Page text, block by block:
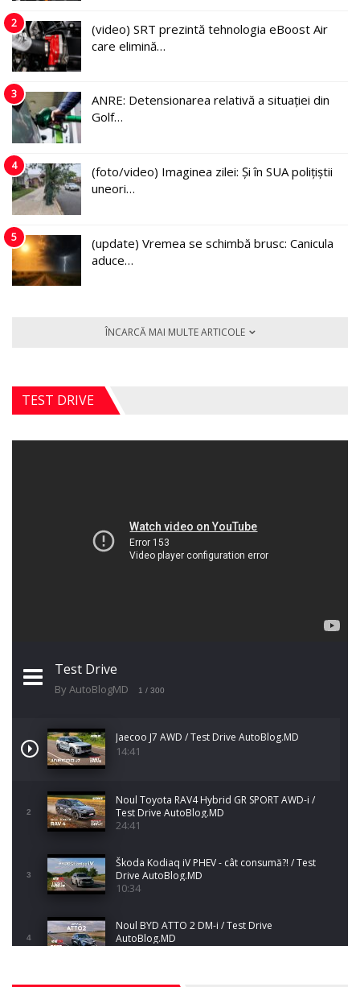
2
(video) SRT prezintă tehnologia eBoost Air
care elimină…
3
ANRE: Detensionarea relativă a situației din
Golf…
4
(foto/video) Imaginea zilei: Și în SUA polițiștii
uneori…
5
(update) Vremea se schimbă brusc: Canicula
aduce…
ÎNCARCĂ MAI MULTE ARTICOLE
TEST DRIVE
Test Drive
By AutoBlogMD 1 / 300
Jaecoo J7 AWD / Test Drive AutoBlog.MD
14:41
2
Noul Toyota RAV4 Hybrid GR SPORT AWD-i /
Test Drive AutoBlog.MD
24:41
3
Škoda Kodiaq iV PHEV - cât consumă?! / Test
Drive AutoBlog.MD
10:34
4
Noul BYD ATTO 2 DM-i / Test Drive
AutoBlog.MD
17:35